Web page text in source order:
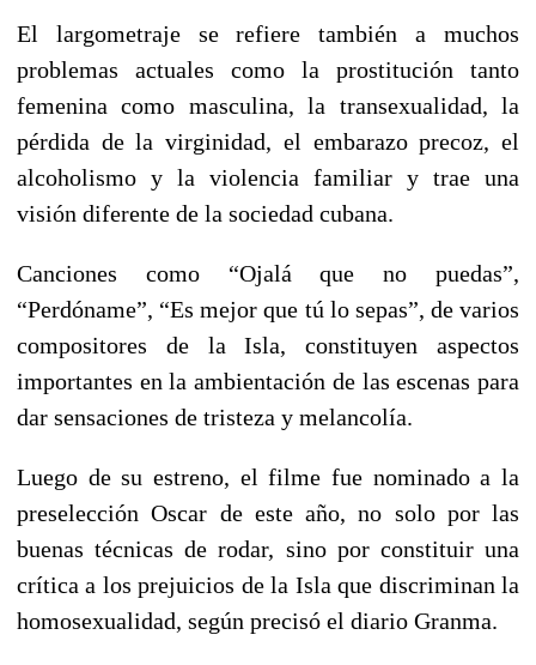
El largometraje se refiere también a muchos
problemas actuales como la prostitución tanto
femenina como masculina, la transexualidad, la
pérdida de la virginidad, el embarazo precoz, el
alcoholismo y la violencia familiar y trae una
visión diferente de la sociedad cubana.
Canciones como “Ojalá que no puedas”,
“Perdóname”, “Es mejor que tú lo sepas”, de varios
compositores de la Isla, constituyen aspectos
importantes en la ambientación de las escenas para
dar sensaciones de tristeza y melancolía.
Luego de su estreno, el filme fue nominado a la
preselección Oscar de este año, no solo por las
buenas técnicas de rodar, sino por constituir una
crítica a los prejuicios de la Isla que discriminan la
homosexualidad, según precisó el diario Granma.